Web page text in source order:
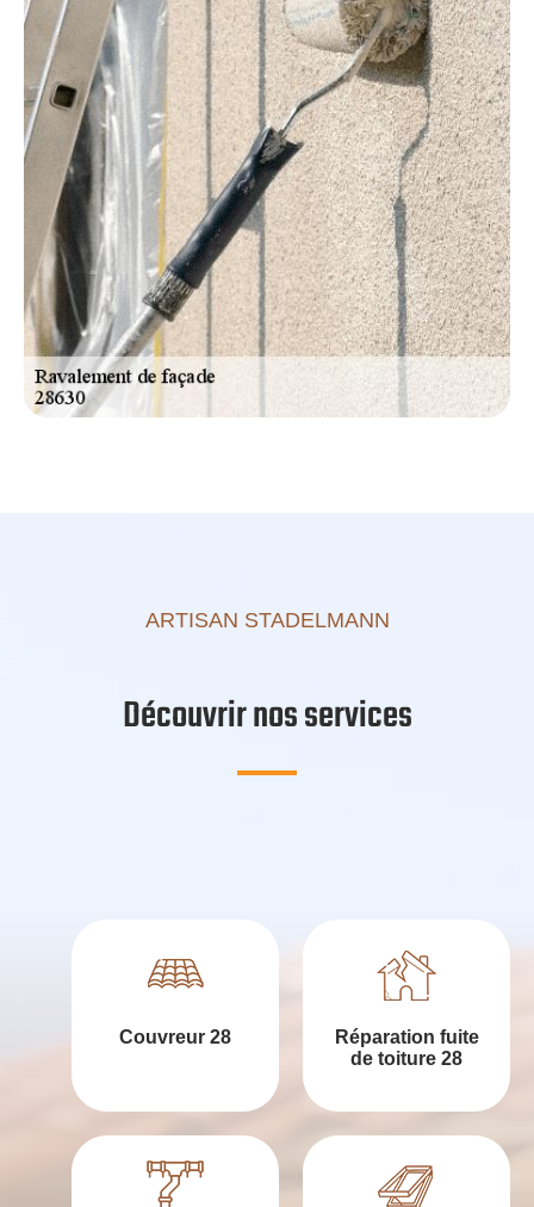
services, nous misons aussi sur les conseils et
accompagnements professionnels. Demandez dès
maintenant sur notre site votre devis ravalement façade
gratuit à Thivars pour de plus amples informations.
ARTISAN STADELMANN
Découvrir nos services
Couvreur 28
Réparation fuite
de toiture 28